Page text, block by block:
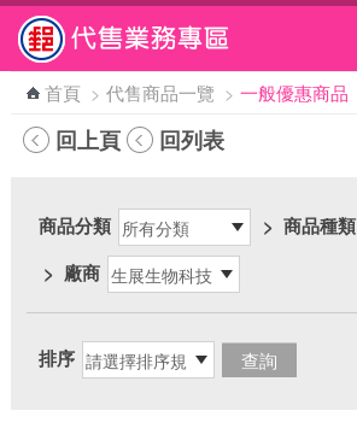
跳到主要內容區塊
首頁 > 代售商品一覽 > 一般優惠商品
回上頁 回列表
商品分類 > 商品種類
> 廠商
排序